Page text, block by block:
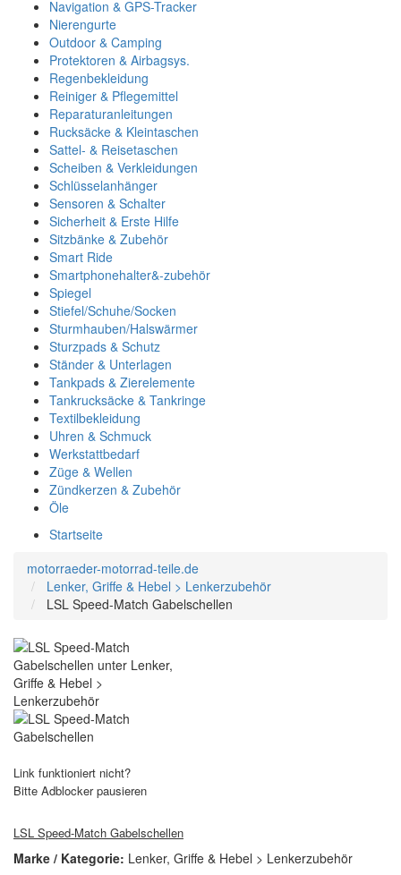
Navigation & GPS-Tracker
Nierengurte
Outdoor & Camping
Protektoren & Airbagsys.
Regenbekleidung
Reiniger & Pflegemittel
Reparaturanleitungen
Rucksäcke & Kleintaschen
Sattel- & Reisetaschen
Scheiben & Verkleidungen
Schlüsselanhänger
Sensoren & Schalter
Sicherheit & Erste Hilfe
Sitzbänke & Zubehör
Smart Ride
Smartphonehalter&-zubehör
Spiegel
Stiefel/Schuhe/Socken
Sturmhauben/Halswärmer
Sturzpads & Schutz
Ständer & Unterlagen
Tankpads & Zierelemente
Tankrucksäcke & Tankringe
Textilbekleidung
Uhren & Schmuck
Werkstattbedarf
Züge & Wellen
Zündkerzen & Zubehör
Öle
Startseite
motorraeder-motorrad-teile.de
Lenker, Griffe & Hebel > Lenkerzubehör
LSL Speed-Match Gabelschellen
Link funktioniert nicht?
Bitte Adblocker pausieren
LSL Speed-Match Gabelschellen
Marke / Kategorie: Lenker, Griffe & Hebel > Lenkerzubehör